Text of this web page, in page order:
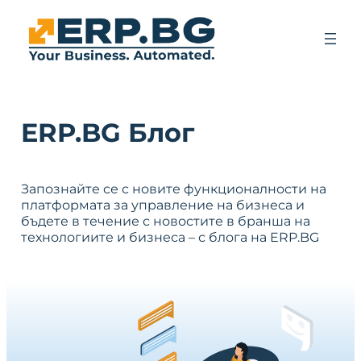
ERP.BG Блог
Запознайте се с новите функционалности на
платформата за управление на бизнеса и
бъдете в течение с новостите в бранша на
технологиите и бизнеса – с блога на ERP.BG